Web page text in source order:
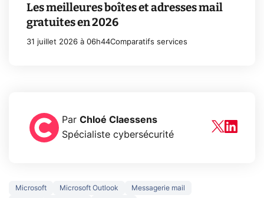
Les meilleures boîtes et adresses mail
gratuites en 2026
31 juillet 2026 à 06h44Comparatifs services
Par Chloé Claessens
Spécialiste cybersécurité
Microsoft Microsoft Outlook
Messagerie mail